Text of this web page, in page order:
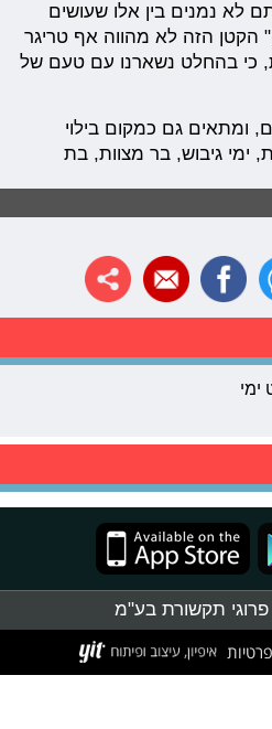
לא נמנים בין אלו שעושים
הקטן הזה לא מהווה אף טריגר
כי בהחלט נשארנו עם טעם של
ומתאים גם כמקום בילוי
ימי גיבוש, בר מצוות, בת
ימי